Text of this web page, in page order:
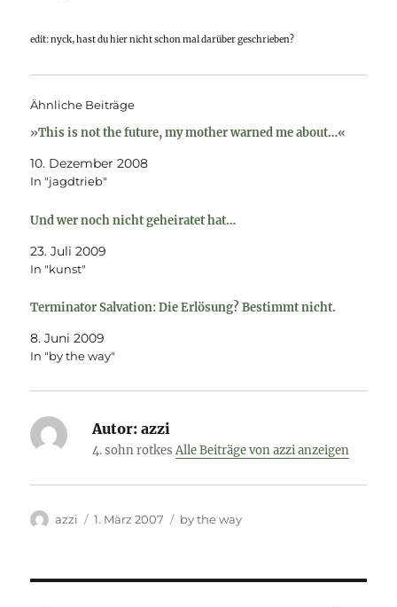
edit: nyck, hast du hier nicht schon mal darüber geschrieben?
Ähnliche Beiträge
»This is not the future, my mother warned me about…«
10. Dezember 2008
In "jagdtrieb"
Und wer noch nicht geheiratet hat…
23. Juli 2009
In "kunst"
Terminator Salvation: Die Erlösung? Bestimmt nicht.
8. Juni 2009
In "by the way"
Autor: azzi
4. sohn rotkesAlle Beiträge von azzi anzeigen
Autor
azzi
Veröffentlicht
1. März 2007 Kategorien
by the way